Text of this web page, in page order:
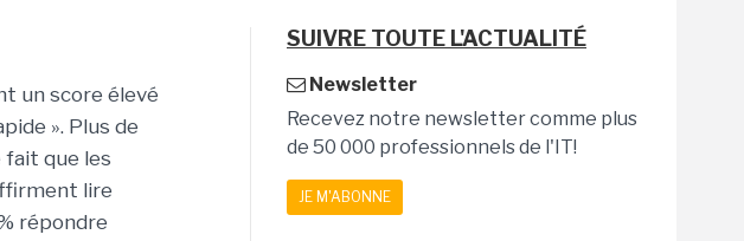
un score élevé
». Plus de
que les
lire
répondre
SUIVRE TOUTE L'ACTUALITÉ
Newsletter
Recevez notre newsletter comme plus
de 50 000 professionnels de l'IT!
JE M'ABONNE